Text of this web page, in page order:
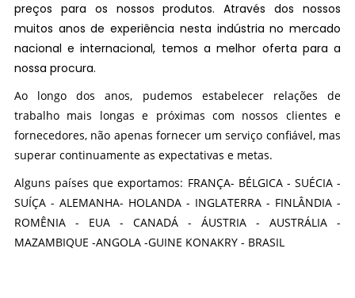
preços para os nossos produtos. Através dos nossos
muitos anos de experiência nesta indústria no mercado
nacional e internacional, temos a melhor oferta para a
nossa procura.
Ao longo dos anos, pudemos estabelecer relações de
trabalho mais longas e próximas com nossos clientes e
fornecedores, não apenas fornecer um serviço confiável, mas
superar continuamente as expectativas e metas.
Alguns países que exportamos: FRANÇA- BÉLGICA - SUÉCIA -
SUÍÇA - ALEMANHA- HOLANDA - INGLATERRA - FINLÂNDIA -
ROMÊNIA - EUA - CANADÁ - ÁUSTRIA - AUSTRÁLIA -
MAZAMBIQUE -ANGOLA -GUINE KONAKRY - BRASIL